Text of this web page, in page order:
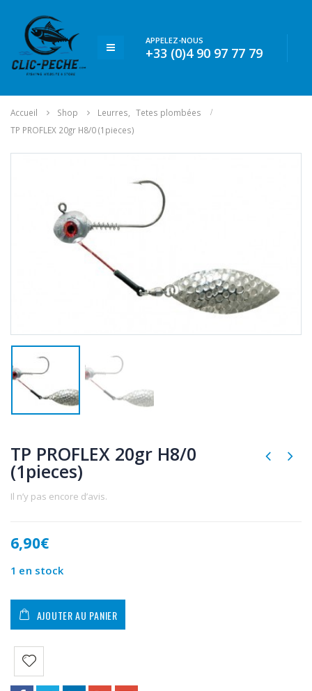
APPELEZ-NOUS
+33 (0)4 90 97 77 79
Accueil Shop Leurres
Tetes plombées
TP PROFLEX 20gr H8/0 (1pieces)
TP PROFLEX 20gr H8/0
(1pieces)
Il n’y pas encore d’avis.
6,90€
1 en stock
AJOUTER AU PANIER